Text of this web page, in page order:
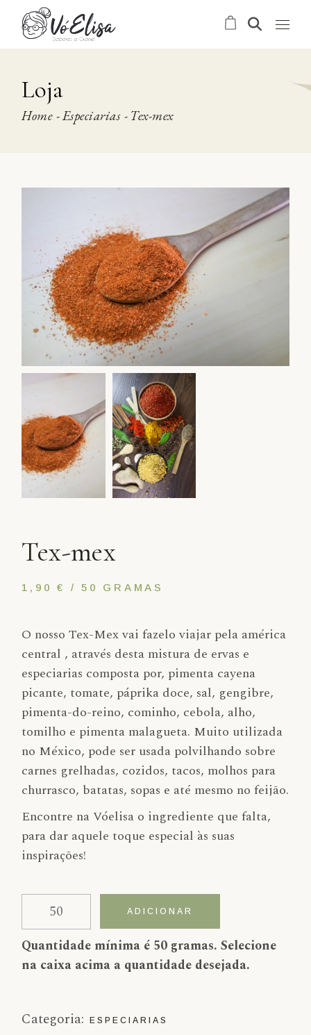
content
Loja
Home Especiarias Tex-mex
Tex-mex
1,90 € / 50 GRAMAS
O nosso Tex-Mex vai fazelo viajar pela américa
central , através desta mistura de ervas e
especiarias composta por, pimenta cayena
picante, tomate, páprika doce, sal, gengibre,
pimenta-do-reino, cominho, cebola, alho,
tomilho e pimenta malagueta. Muito utilizada
no México, pode ser usada polvilhando sobre
carnes grelhadas, cozidos, tacos, molhos para
churrasco, batatas, sopas e até mesmo no feijão.
Encontre na Vóelisa o ingrediente que falta,
para dar aquele toque especial às suas
inspirações!
Quantidade de Tex-mex
ADICIONAR
Alternative:
Quantidade mínima é 50 gramas. Selecione
na caixa acima a quantidade desejada.
Categoria: ESPECIARIAS